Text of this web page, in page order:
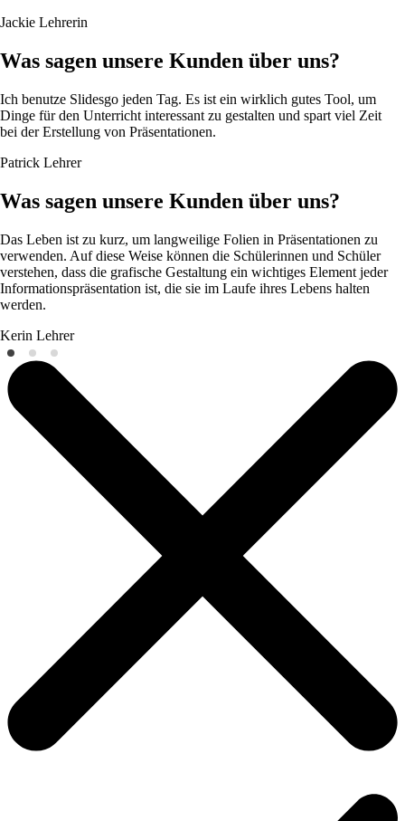
Jackie Lehrerin
Was sagen unsere Kunden über uns?
Ich benutze Slidesgo jeden Tag. Es ist ein wirklich gutes Tool, um
Dinge für den Unterricht interessant zu gestalten und spart viel Zeit
bei der Erstellung von Präsentationen.
Patrick Lehrer
Was sagen unsere Kunden über uns?
Das Leben ist zu kurz, um langweilige Folien in Präsentationen zu
verwenden. Auf diese Weise können die Schülerinnen und Schüler
verstehen, dass die grafische Gestaltung ein wichtiges Element jeder
Informationspräsentation ist, die sie im Laufe ihres Lebens halten
werden.
Kerin Lehrer